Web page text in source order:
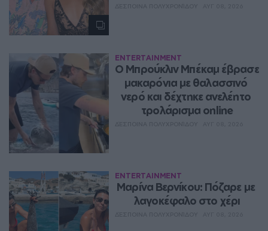
ENTERTAINMENT
Ο Μπρούκλιν Μπέκαμ έβρασε
μακαρόνια με θαλασσινό
νερό και δέχτηκε ανελέητο
τρολάρισμα online
ENTERTAINMENT
Μαρίνα Βερνίκου: Πόζαρε με
λαγοκέφαλο στο χέρι